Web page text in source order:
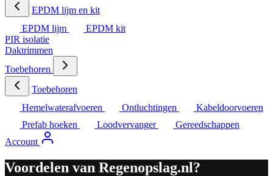
EPDM lijm en kit
EPDM lijm
EPDM kit
PIR isolatie
Daktrimmen
Toebehoren
Toebehoren
Hemelwaterafvoeren
Ontluchtingen
Kabeldoorvoeren
Prefab hoeken
Loodvervanger
Gereedschappen
Account
Voordelen van Regenopslag.nl?